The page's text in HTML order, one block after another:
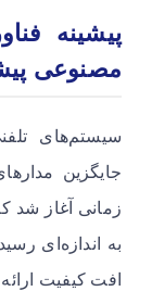
مصنوعی
جایگزین
زمانی آغاز شد
به اندازه‌ای
افت کیفیت